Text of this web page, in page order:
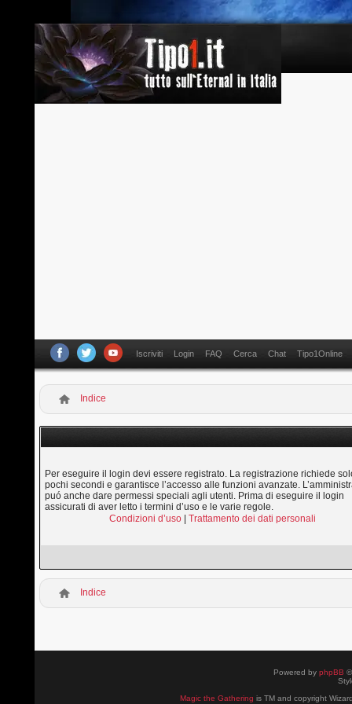
Iscriviti Login FAQ Cerca Chat Tipo1Online
Indice
Per eseguire il login devi essere registrato. La registrazione richiede
pochi secondi e garantisce l’accesso alle funzioni avanzate.
puó anche dare permessi speciali agli utenti. Prima di eseguire il login
assicurati di aver letto i termini d’uso e le varie regole.
Condizioni d’uso |Trattamento dei dati personali
Indice
Powered by phpBB
Magic the Gathering is TM and copyright